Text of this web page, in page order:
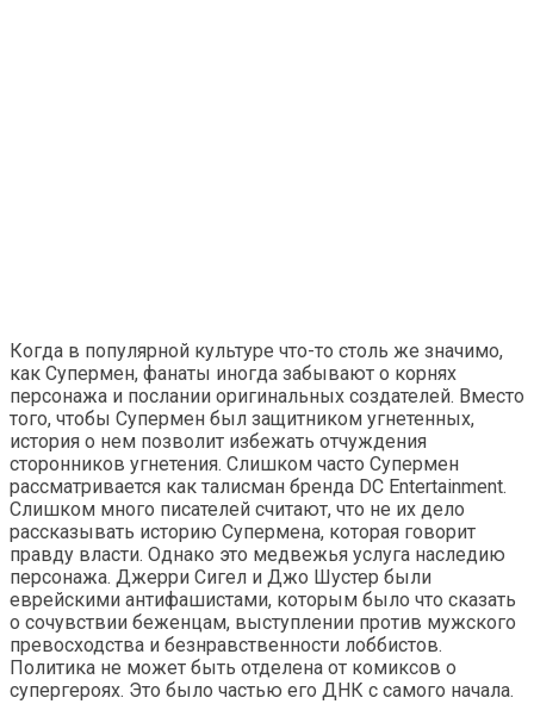
Когда в популярной культуре что-то столь же значимо,
как Супермен, фанаты иногда забывают о корнях
персонажа и послании оригинальных создателей. Вместо
того, чтобы Супермен был защитником угнетенных,
история о нем позволит избежать отчуждения
сторонников угнетения. Слишком часто Супермен
рассматривается как талисман бренда DC Entertainment.
Слишком много писателей считают, что не их дело
рассказывать историю Супермена, которая говорит
правду власти. Однако это медвежья услуга наследию
персонажа. Джерри Сигел и Джо Шустер были
еврейскими антифашистами, которым было что сказать
о сочувствии беженцам, выступлении против мужского
превосходства и безнравственности лоббистов.
Политика не может быть отделена от комиксов о
супергероях. Это было частью его ДНК с самого начала.